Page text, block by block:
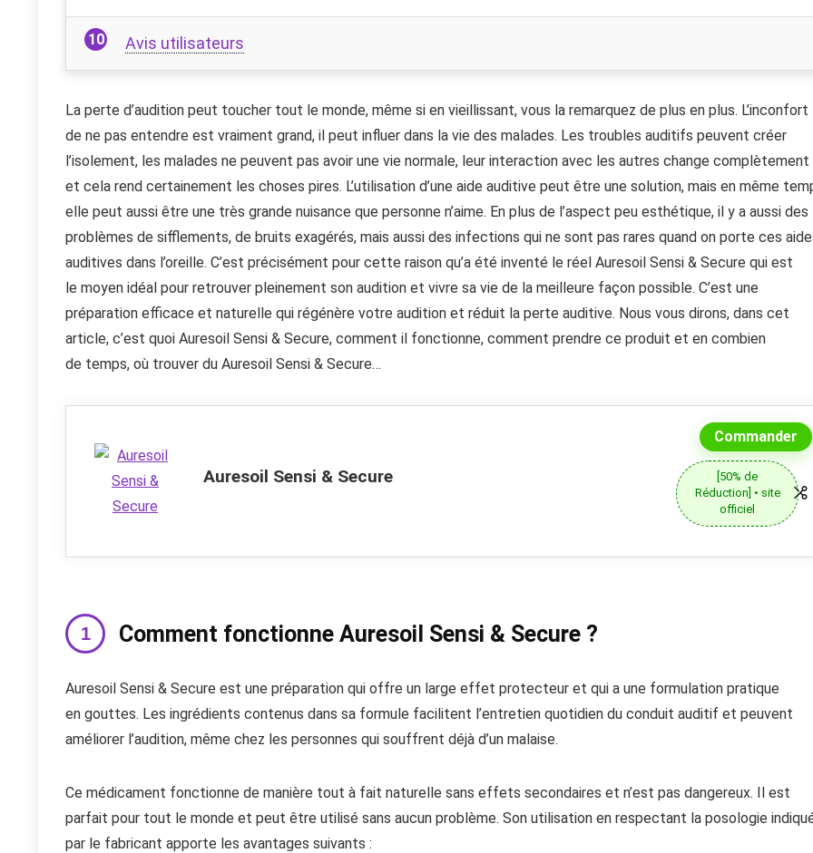
Avis utilisateurs
La perte d’audition peut toucher tout le monde, même si en vieillissant, vous la remarquez de plus en plus. L’inconfort
de ne pas entendre est vraiment grand, il peut influer dans la vie des malades. Les troubles auditifs peuvent créer
l’isolement, les malades ne peuvent pas avoir une vie normale, leur interaction avec les autres change complètement
et cela rend certainement les choses pires. L’utilisation d’une aide auditive peut être une solution, mais en même
elle peut aussi être une très grande nuisance que personne n’aime. En plus de l’aspect peu esthétique, il y a aussi des
problèmes de sifflements, de bruits exagérés, mais aussi des infections qui ne sont pas rares quand on porte ces
auditives dans l’oreille. C’est précisément pour cette raison qu’a été inventé le réel Auresoil Sensi & Secure qui est
le moyen idéal pour retrouver pleinement son audition et vivre sa vie de la meilleure façon possible. C’est une
préparation efficace et naturelle qui régénère votre audition et réduit la perte auditive. Nous vous dirons, dans cet
article, c’est quoi Auresoil Sensi & Secure, comment il fonctionne, comment prendre ce produit et en combien
de temps, où trouver du Auresoil Sensi & Secure…
Auresoil Sensi & Secure
Commander
[50% de
Réduction] • site
officiel
Comment fonctionne Auresoil Sensi & Secure ?
Auresoil Sensi & Secure est une préparation qui offre un large effet protecteur et qui a une formulation pratique
en gouttes. Les ingrédients contenus dans sa formule facilitent l’entretien quotidien du conduit auditif et peuvent
améliorer l’audition, même chez les personnes qui souffrent déjà d’un malaise.
Ce médicament fonctionne de manière tout à fait naturelle sans effets secondaires et n’est pas dangereux. Il est
parfait pour tout le monde et peut être utilisé sans aucun problème. Son utilisation en respectant la posologie
par le fabricant apporte les avantages suivants :